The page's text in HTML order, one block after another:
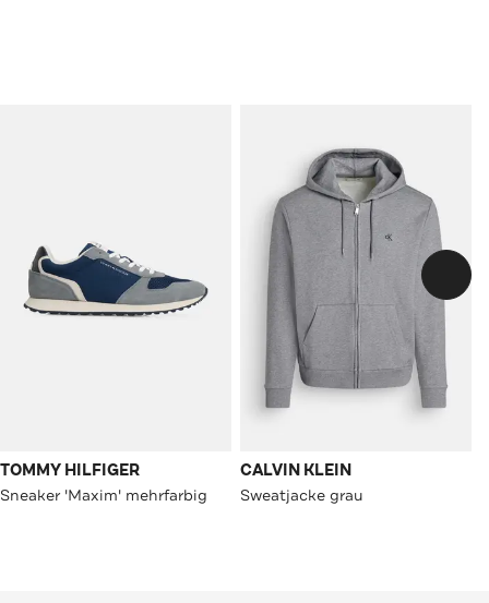
TOMMY HILFIGER
Sneaker 'Maxim' mehrfarbig
CALVIN KLEIN
Sweatjacke grau